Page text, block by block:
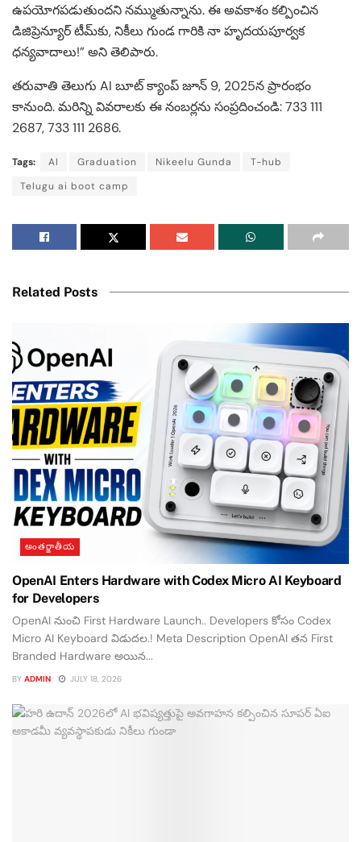
ఉపయోగపడుతుందని నమ్ముతున్నాను. ఈ అవకాశం కల్పించిన
డిజిప్రెన్యూర్ టీమ్‌కు, నికీలు గుండ గారికి నా హృదయపూర్వక
ధన్యవాదాలు!” అని తెలిపారు.
తరువాతి తెలుగు AI బూట్ క్యాంప్ జూన్ 9, 2025న ప్రారంభం
కానుంది. మరిన్ని వివరాలకు ఈ నంబర్లను సంప్రదించండి: 733 111
2687, 733 111 2686.
Tags: AI Graduation Nikeelu Gunda
T-hub
Telugu ai boot camp
Related Posts
అంతర్జాతీయ
OpenAI Enters Hardware with Codex Micro AI Keyboard
for Developers
OpenAI నుంచి First Hardware Launch.. Developers కోసం Codex
Micro AI Keyboard విడుదల.! Meta Description OpenAI తన First
Branded Hardware అయిన...
BY ADMIN JULY 18, 2026